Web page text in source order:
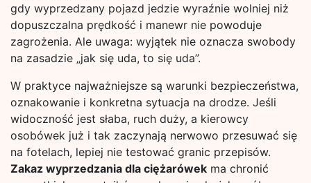
gdy wyprzedzany pojazd jedzie wyraźnie wolniej niż
dopuszczalna prędkość i manewr nie powoduje
zagrożenia. Ale uwaga: wyjątek nie oznacza swobody
na zasadzie „jak się uda, to się uda”.
W praktyce najważniejsze są warunki bezpieczeństwa,
oznakowanie i konkretna sytuacja na drodze. Jeśli
widoczność jest słaba, ruch duży, a kierowcy
osobówek już i tak zaczynają nerwowo przesuwać się
na fotelach, lepiej nie testować granic przepisów.
Zakaz wyprzedzania dla ciężarówek ma chronić